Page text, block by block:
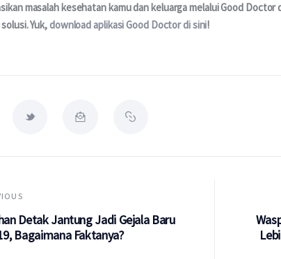
masalah kesehatan kamu dan keluarga melalui Good Doctor
Yuk, download aplikasi Good Doctor di sini!
Detak Jantung Jadi Gejala Baru
Bagaimana Faktanya?